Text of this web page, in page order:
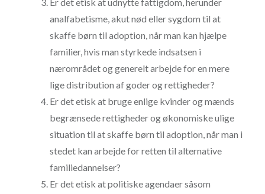
analfabetisme, akut nød eller sygdom til at
skaffe børn til adoption, når man kan hjælpe
familier, hvis man styrkede indsatsen i
nærområdet og generelt arbejde for en mere
lige distribution af goder og rettigheder?
Er det etisk at bruge enlige kvinder og mænds
begrænsede rettigheder og økonomiske ulige
situation til at skaffe børn til adoption, når man i
stedet kan arbejde for retten til alternative
familiedannelser?
Er det etisk at politiske agendaer såsom